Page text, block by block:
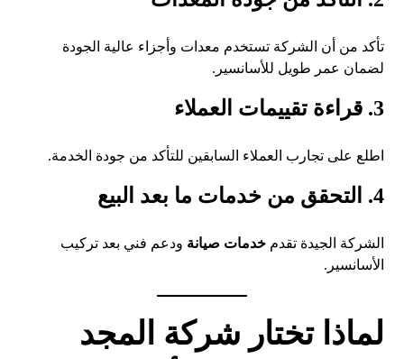
تأكد من أن الشركة تستخدم معدات وأجزاء عالية الجودة
لضمان عمر طويل للأسانسير.
3. قراءة تقييمات العملاء
اطلع على تجارب العملاء السابقين للتأكد من جودة الخدمة.
4. التحقق من خدمات ما بعد البيع
الشركة الجيدة تقدمخدمات صيانة ودعم فني بعد تركيب
الأسانسير.
لماذا تختار شركة المجد